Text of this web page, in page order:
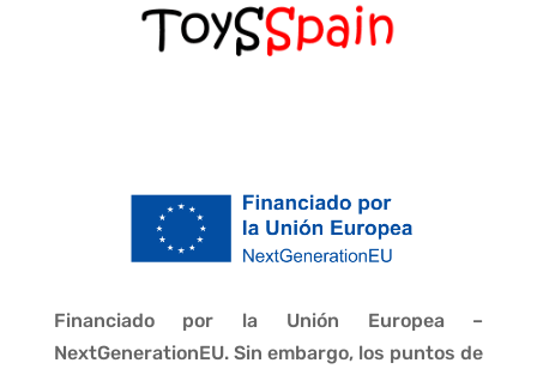
Financiado por la Unión Europea –
NextGenerationEU. Sin embargo, los puntos de